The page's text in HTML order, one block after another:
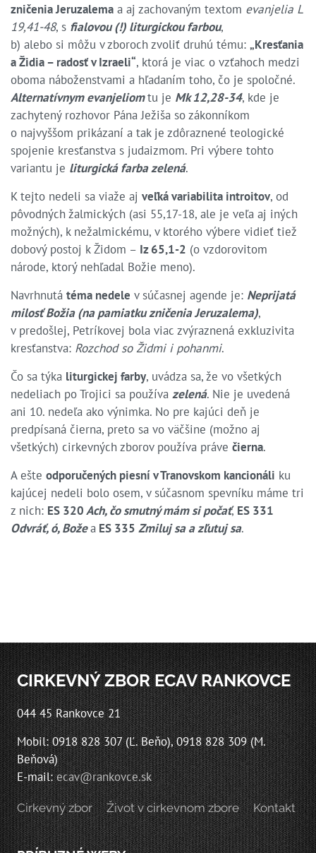
zničenia Jeruzalema a aj zachovaným textom evanjelia L
19,41-48, s fialovou (!) liturgickou farbou,
b) alebo si môžu v zboroch zvoliť druhú tému: „Kresťania
a Židia – radosť v Izraeli“, ktorá je viac o vzťahoch medzi
oboma náboženstvami a hľadaním toho, čo je spoločné.
Alternatívnym evanjeliomtu je Mk 12,28-34, kde je
zachytený rozhovor Pána Ježiša so zákonníkom
o najvyššom prikázaní a tak je zdôraznené teologické
spojenie kresťanstva s judaizmom. Pri výbere tohto
variantu je liturgická farba zelená.
K tejto nedeli sa viaže aj veľká variabilita introitov, od
pôvodných žalmických (asi 55,17-18, ale je veľa aj iných
možných), k nežalmickému, v ktorého výbere vidieť tiež
dobový postoj k Židom – Iz 65,1-2 (o vzdorovitom
národe, ktorý nehľadal Božie meno).
Navrhnutá téma nedele v súčasnej agende je: Neprijatá
milosť Božia (na pamiatku zničenia Jeruzalema),
v predošlej, Petríkovej bola viac zvýraznená exkluzivita
kresťanstva: Rozchod so Židmi i pohanmi.
Čo sa týka liturgickej farby, uvádza sa, že vo všetkých
nedeliach po Trojici sa používa zelená. Nie je uvedená
ani 10. nedeľa ako výnimka. No pre kajúci deň je
predpísaná čierna, preto sa vo väčšine (možno aj
všetkých) cirkevných zborov používa práve čierna.
A ešte odporučených piesní v Tranovskom kancionáli ku
kajúcej nedeli bolo osem, v súčasnom spevníku máme tri
z nich: ES 320Ach, čo smutný mám si počať, ES 331
Odvráť, ó, Božea ES 335 Zmiluj sa a zľutuj sa.
CIRKEVNÝ ZBOR ECAV RANKOVCE
044 45 Rankovce 21
Mobil: 0918 828 307 (Ľ. Beňo), 0918 828 309 (M.
Beňová)
E-mail:ecav@rankovce.sk
Cirkevný zbor Život v cirkevnom zbore Kontakt